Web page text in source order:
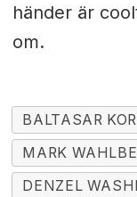
händer är
om.
BALTASAR
MARK
DENZEL